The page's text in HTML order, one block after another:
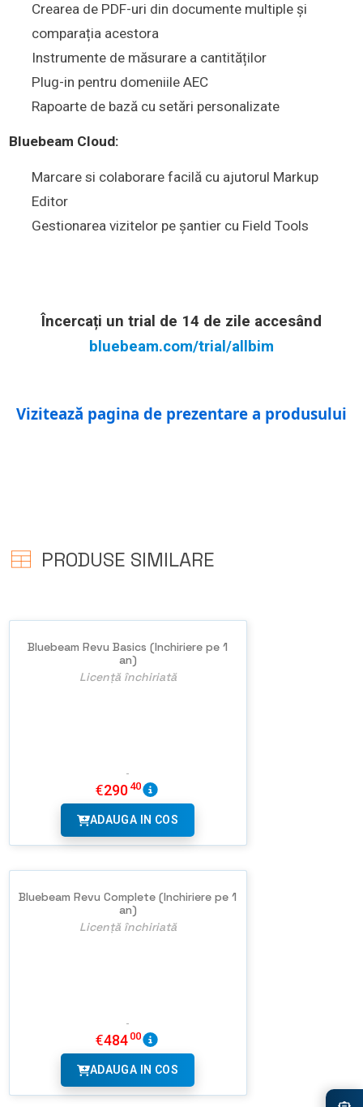
Crearea de PDF-uri din documente multiple și
comparația acestora
Instrumente de măsurare a cantităților
Plug-in pentru domeniile AEC
Rapoarte de bază cu setări personalizate
Bluebeam Cloud:
Marcare si colaborare facilă cu ajutorul Markup
Editor
Gestionarea vizitelor pe șantier cu Field Tools
Încercați un trial de 14 de zile accesând
bluebeam.com/trial/allbim
Vizitează pagina de prezentare a produsului
PRODUSE SIMILARE
Bluebeam Revu Basics (Inchiriere pe 1
an)
Licență închiriată
€290 40
ADAUGA IN COS
Bluebeam Revu Complete (Inchiriere pe 1
an)
Licență închiriată
€484 00
ADAUGA IN COS